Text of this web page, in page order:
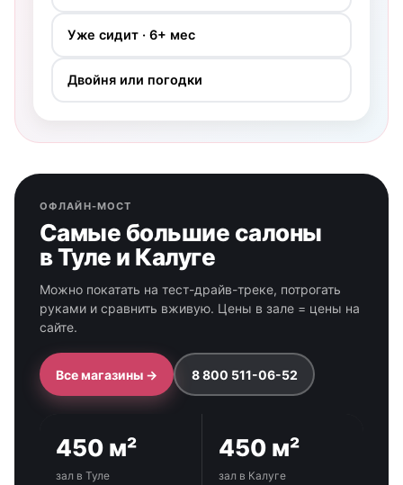
Уже сидит · 6+ мес
Двойня или погодки
ОФЛАЙН-МОСТ
Самые большие салоны
в Туле и Калуге
Можно покатать на тест-драйв-треке, потрогать
руками и сравнить вживую. Цены в зале = цены на
сайте.
Все магазины → 8 800 511-06-52
450 м²
зал в Туле
450 м²
зал в Калуге